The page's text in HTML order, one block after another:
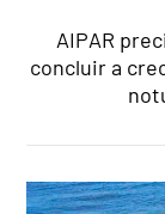
AIPAR
concluir a